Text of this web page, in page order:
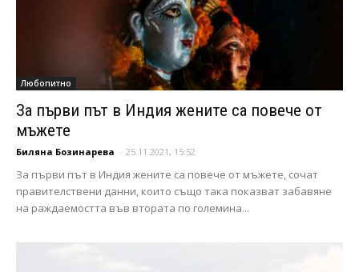
Любопитно
За първи път в Индия жените са повече от
мъжете
Биляна Бозинарева - 25.11.2021, 15:52
За първи път в Индия жените са повече от мъжете, сочат
правителствени данни, които също така показват забавяне
на раждаемостта във втората по големина...